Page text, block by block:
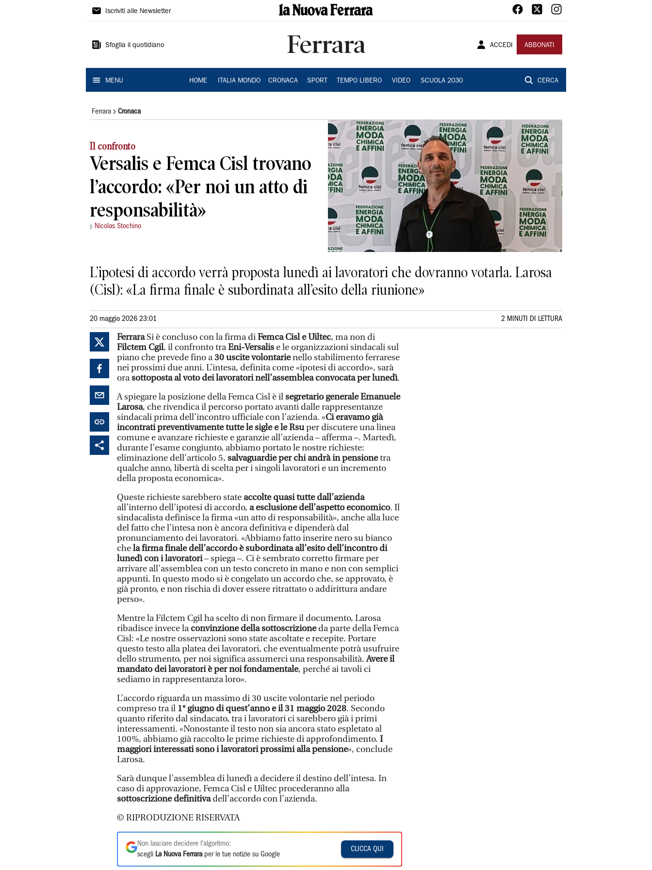
La
Ferrara
Iscriviti alle Newsletter
Sfoglia il quotidiano Ferrara ACCEDI ABBONATI
MENU HOME ITALIA MONDO CRONACA SPORT TEMPO LIBERO VIDEO SCUOLA 2030 CERCA
Ferrara Cronaca
Il confronto
Versalis e Femca Cisl trovano
l’accordo: «Per noi un atto di
responsabilità»
Nicolas Stochino
L’ipotesi di accordo verrà proposta lunedì ai lavoratori che dovranno votarla. Larosa
(Cisl): «La firma finale è subordinata all’esito della riunione»
20 maggio 2026 23:01 2 MINUTI DI LETTURA
FerraraSi è concluso con la firma diFemca Cisl e Uiltec, ma non di
Filctem Cgil, il confronto traEni-Versalis e le organizzazioni sindacali sul
piano che prevede fino a30 uscite volontarienello stabilimento ferrarese
nei prossimi due anni. L’intesa, definita come «ipotesi di accordo», sarà
orasottoposta al voto dei lavoratori nell’assemblea convocata per lunedì.
A spiegare la posizione della Femca Cisl è ilsegretario generale Emanuele
Larosa, che rivendica il percorso portato avanti dalle rappresentanze
sindacali prima dell’incontro ufficiale con l’azienda. «Ci eravamo già
incontrati preventivamente tutte le sigle e le Rsuper discutere una linea
comune e avanzare richieste e garanzie all’azienda – afferma –. Martedì,
durante l’esame congiunto, abbiamo portato le nostre richieste:
eliminazione dell’articolo 5, salvaguardie per chi andrà in pensionetra
qualche anno, libertà di scelta per i singoli lavoratori e un incremento
della proposta economica».
Queste richieste sarebbero state accolte quasi tutte dall’azienda
all’interno dell’ipotesi di accordo, a esclusione dell’aspetto economico. Il
sindacalista definisce la firma «un atto di responsabilità», anche alla luce
del fatto che l’intesa non è ancora definitiva e dipenderà dal
pronunciamento dei lavoratori. «Abbiamo fatto inserire nero su bianco
chela firma finale dell’accordo è subordinata all’esito dell’incontro di
lunedì con i lavoratori– spiega –. Ci è sembrato corretto firmare per
arrivare all’assemblea con un testo concreto in mano e non con semplici
appunti. In questo modo si è congelato un accordo che, se approvato, è
già pronto, e non rischia di dover essere ritrattato o addirittura andare
perso».
Mentre la Filctem Cgil ha scelto di non firmare il documento, Larosa
ribadisce invece laconvinzione della sottoscrizioneda parte della Femca
Cisl: «Le nostre osservazioni sono state ascoltate e recepite. Portare
questo testo alla platea dei lavoratori, che eventualmente potrà usufruire
dello strumento, per noi significa assumerci una responsabilità.Avere il
mandato dei lavoratori è per noi fondamentale, perché ai tavoli ci
sediamo in rappresentanza loro».
L’accordo riguarda un massimo di 30 uscite volontarie nel periodo
compreso tra il 1° giugno di quest’anno e il 31 maggio 2028. Secondo
quanto riferito dal sindacato, tra i lavoratori ci sarebbero già i primi
interessamenti. «Nonostante il testo non sia ancora stato espletato al
100%, abbiamo già raccolto le prime richieste di approfondimento. I
maggiori interessati sono i lavoratori prossimi alla pensione», conclude
Larosa.
Sarà dunque l’assemblea di lunedì a decidere il destino dell’intesa. In
caso di approvazione, Femca Cisl e Uiltec procederanno alla
sottoscrizione definitivadell’accordo con l’azienda.
© RIPRODUZIONE RISERVATA
Non lasciare decidere l'algoritmo:
scegli La Nuova Ferrara per le tue notizie su Google
CLICCA QUI